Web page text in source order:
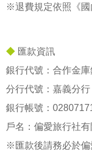
※退費規定依照《國
◆ 匯款資訊
銀行代號：合作金
分行代號：嘉義分
銀行帳號：
戶名：偏愛旅行社有
※匯款後請務必於偏